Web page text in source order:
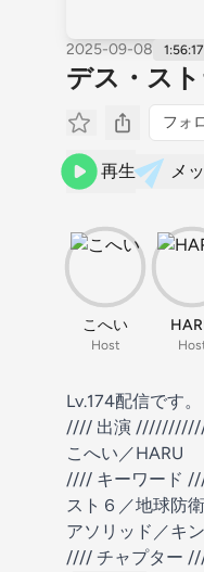
2025-09-08 1:56:17
デス・ス
フォ
再生 メ
こへい
Host
Lv.174配信です。
//// 出演
こへい ／HARU
//// キーワード
スト６／地球防
アソリッド／キ
//// チャプター